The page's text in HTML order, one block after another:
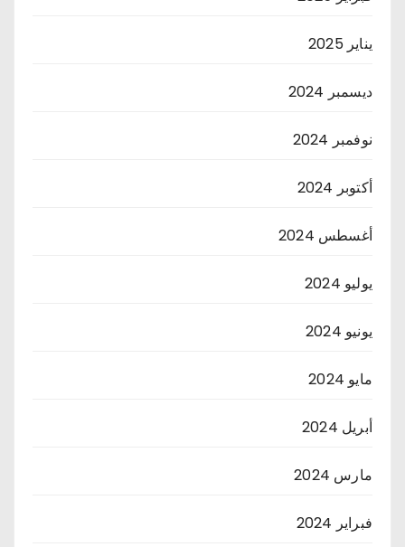
يناير 2025
ديسمبر 2024
نوفمبر 2024
أكتوبر 2024
أغسطس 2024
يوليو 2024
يونيو 2024
مايو 2024
أبريل 2024
مارس 2024
فبراير 2024